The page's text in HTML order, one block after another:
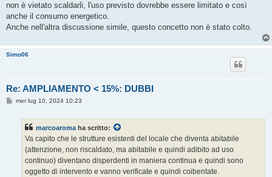
non è vietato scaldarli, l'uso previsto dovrebbe essere limitato e così
anche il consumo energetico.
Anche nell'altra discussione simile, questo concetto non è stato colto.
Simo06
Re: AMPLIAMENTO < 15%: DUBBI
Mmer lug 10, 2024 10:23
marcoaroma ha scritto:
Va capito che le strutture esistenti del locale che diventa abitabile
(attenzione, non riscaldato, ma abitabile e quindi adibito ad uso
continuo) diventano disperdenti in maniera continua e quindi sono
oggetto di intervento e vanno verificate e quindi coibentate.